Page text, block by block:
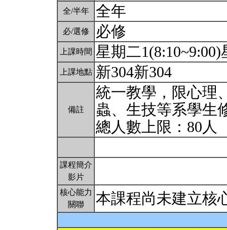
全/半年 全年
必/選修 必修
上課時間 星期二
上課地點 新304新304
備註
統一教學，限心理
蟲、生技等系學生
總人數上限：80人
課程簡介
影片
核心能力
關聯
本課程尚未建立核